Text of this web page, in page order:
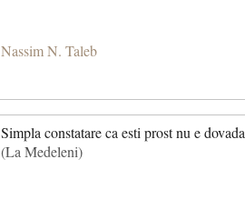
Nassim N. Taleb
Simpla constatare ca esti prost nu e
(La Medeleni)